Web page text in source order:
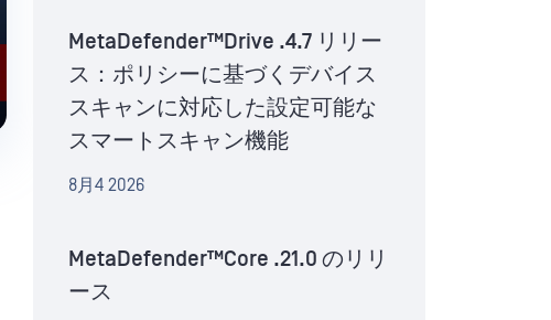
MetaDefender™Drive .4.7 リリー
ス：ポリシーに基づくデバイス
スキャンに対応した設定可能な
スマートスキャン機能
8月4 2026
MetaDefender™Core .21.0 のリリ
ース